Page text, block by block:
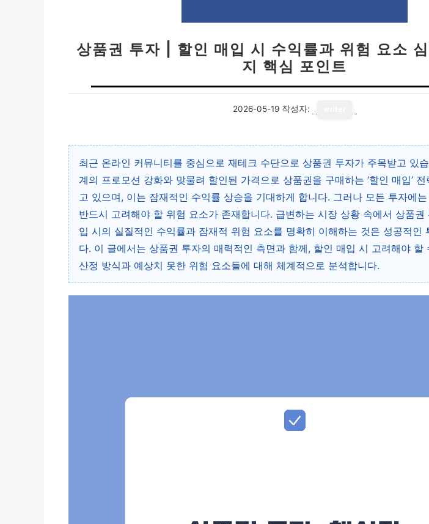
상품권 투자 | 할인 매입 시 수익률과 위험 요소
지 핵심 포인트
2026-05-19 작성자:
최근 온라인 커뮤니티를 중심으로 재테크 수단으로 상품권 투자가 주목받고 있
계의 프로모션 강화와 맞물려 할인된 가격으로 상품권을 구매하는 ‘할인 매입’
고 있으며, 이는 잠재적인 수익률 상승을 기대하게 합니다. 그러나 모든 투자에
반드시 고려해야 할 위험 요소가 존재합니다. 급변하는 시장 상황 속에서 상품권
입 시의 실질적인 수익률과 잠재적 위험 요소를 명확히 이해하는 것은 성공적인
다. 이 글에서는 상품권 투자의 매력적인 측면과 함께, 할인 매입 시 고려해야 할
산정 방식과 예상치 못한 위험 요소들에 대해 체계적으로 분석합니다.